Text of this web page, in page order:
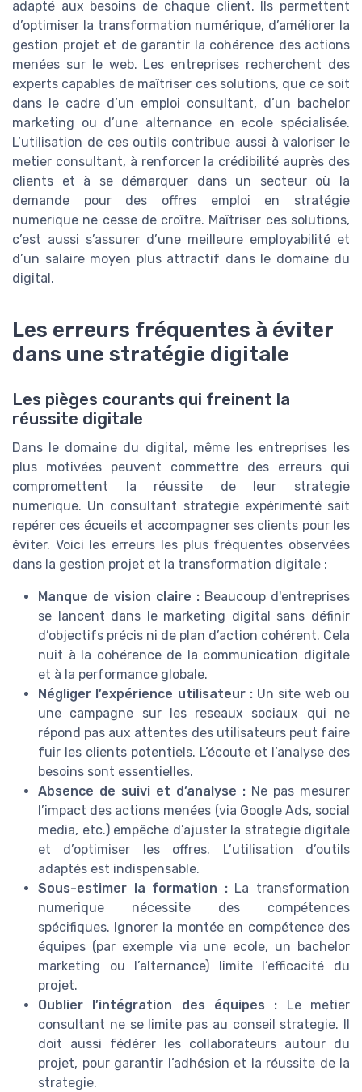
adapté aux besoins de chaque client. Ils permettent
d’optimiser la transformation numérique, d’améliorer la
gestion projet et de garantir la cohérence des actions
menées sur le web. Les entreprises recherchent des
experts capables de maîtriser ces solutions, que ce soit
dans le cadre d’un emploi consultant, d’un bachelor
marketing ou d’une alternance en ecole spécialisée.
L’utilisation de ces outils contribue aussi à valoriser le
metier consultant, à renforcer la crédibilité auprès des
clients et à se démarquer dans un secteur où la
demande pour des offres emploi en stratégie
numerique ne cesse de croître. Maîtriser ces solutions,
c’est aussi s’assurer d’une meilleure employabilité et
d’un salaire moyen plus attractif dans le domaine du
digital.
Les erreurs fréquentes à éviter
dans une stratégie digitale
Les pièges courants qui freinent la
réussite digitale
Dans le domaine du digital, même les entreprises les
plus motivées peuvent commettre des erreurs qui
compromettent la réussite de leur strategie
numerique. Un consultant strategie expérimenté sait
repérer ces écueils et accompagner ses clients pour les
éviter. Voici les erreurs les plus fréquentes observées
dans la gestion projet et la transformation digitale :
Manque de vision claire : Beaucoup d'entreprises
se lancent dans le marketing digital sans définir
d’objectifs précis ni de plan d’action cohérent. Cela
nuit à la cohérence de la communication digitale
et à la performance globale.
Négliger l’expérience utilisateur :Un site web ou
une campagne sur les reseaux sociaux qui ne
répond pas aux attentes des utilisateurs peut faire
fuir les clients potentiels. L’écoute et l’analyse des
besoins sont essentielles.
Absence de suivi et d’analyse : Ne pas mesurer
l’impact des actions menées (via Google Ads, social
media, etc.) empêche d’ajuster la strategie digitale
et d’optimiser les offres. L’utilisation d’outils
adaptés est indispensable.
Sous-estimer la formation :La transformation
numerique nécessite des compétences
spécifiques. Ignorer la montée en compétence des
équipes (par exemple via une ecole, un bachelor
marketing ou l’alternance) limite l’efficacité du
projet.
Oublier l’intégration des équipes : Le metier
consultant ne se limite pas au conseil strategie. Il
doit aussi fédérer les collaborateurs autour du
projet, pour garantir l’adhésion et la réussite de la
strategie.